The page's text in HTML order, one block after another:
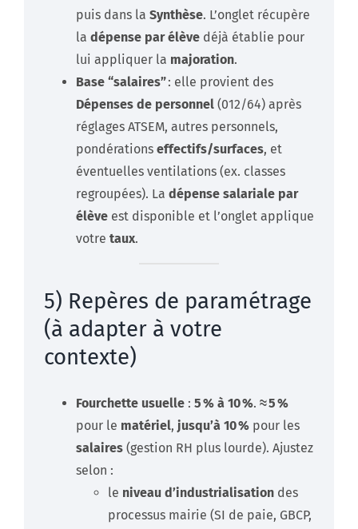
puis dans la Synthèse. L’onglet récupère
la dépense par élève déjà établie pour
lui appliquer la majoration.
Base “salaires”: elle provient des
Dépenses de personnel (012/64) après
réglages ATSEM, autres personnels,
pondérations effectifs/surfaces, et
éventuelles ventilations (ex. classes
regroupées). La dépense salariale par
élève est disponible et l’onglet applique
votre taux.
5) Repères de paramétrage
(à adapter à votre
contexte)
Fourchette usuelle : 5 % à 10 %. ≈ 5 %
pour le matériel, jusqu’à 10 % pour les
salaires (gestion RH plus lourde). Ajustez
selon :
le niveau d’industrialisation des
processus mairie (SI de paie, GBCP,